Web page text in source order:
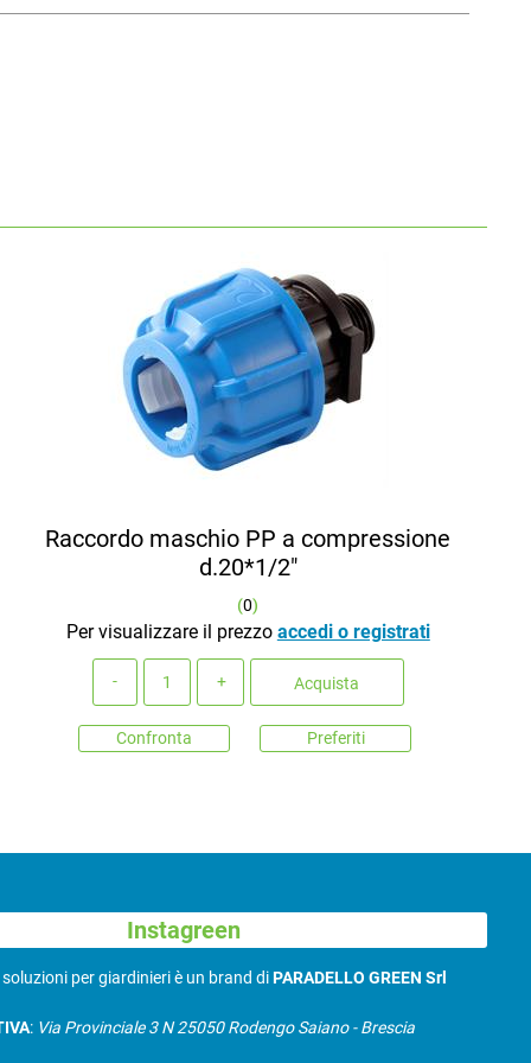
Raccordo maschio PP a compressione
d.20*1/2"
(0)
Per visualizzare il prezzo accedi o registrati
Acquista
Confronta Preferiti
Instagreen
soluzioni per giardinieri è un brand diPARADELLO GREEN Srl
: Via Provinciale 3 N 25050 Rodengo Saiano - Brescia